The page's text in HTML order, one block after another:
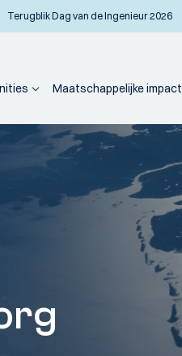
Terugblik Dag van de Ingenieur 2026
Maatschappelijke impact